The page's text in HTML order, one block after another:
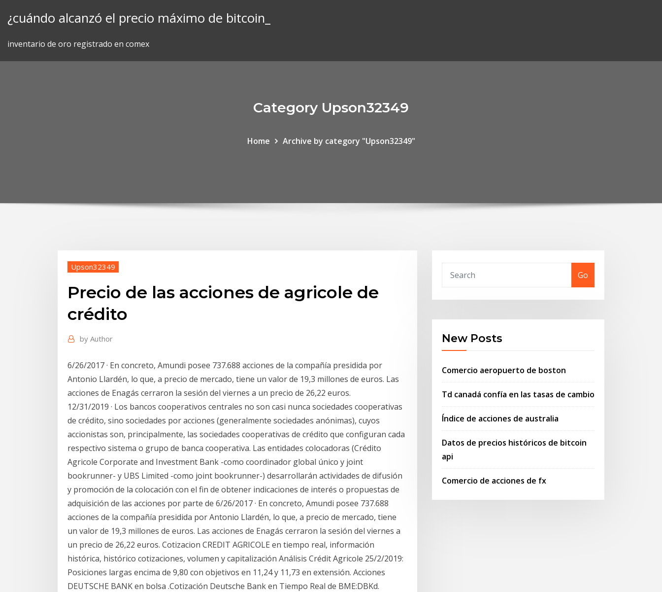
¿cuándo alcanzó el precio máximo de bitcoin_
inventario de oro registrado en comex
Category Upson32349
Home Archive by category "Upson32349"
Upson32349
Precio de las acciones de agricole de
crédito
by Author
6/26/2017 · En concreto, Amundi posee 737.688 acciones de la compañía presidida por
Antonio Llardén, lo que, a precio de mercado, tiene un valor de 19,3 millones de euros. Las
acciones de Enagás cerraron la sesión del viernes a un precio de 26,22 euros.
12/31/2019 · Los bancos cooperativos centrales no son casi nunca sociedades cooperativas
de crédito, sino sociedades por acciones (generalmente sociedades anónimas), cuyos
accionistas son, principalmente, las sociedades cooperativas de crédito que configuran cada
respectivo sistema o grupo de banca cooperativa. Las entidades colocadoras (Crédito
Agricole Corporate and Investment Bank -como coordinador global único y joint
bookrunner- y UBS Limited -como joint bookrunner-) desarrollarán actividades de difusión
y promoción de la colocación con el fin de obtener indicaciones de interés o propuestas de
adquisición de las acciones por parte de 6/26/2017 · En concreto, Amundi posee 737.688
acciones de la compañía presidida por Antonio Llardén, lo que, a precio de mercado, tiene
un valor de 19,3 millones de euros. Las acciones de Enagás cerraron la sesión del viernes a
un precio de 26,22 euros. Cotizacion CREDIT AGRICOLE en tiempo real, información
histórica, histórico cotizaciones, volumen y capitalización Análisis Crédit Agricole 25/2/2019:
Posiciones largas encima de 9,80 con objetivos en 11,24 y 11,73 en extensión. Acciones
DEUTSCHE BANK en bolsa .Cotización Deutsche Bank en Tiempo Real de BME:DBKd.
Go
New Posts
Comercio aeropuerto de boston
Td canadá confía en las tasas de cambio
Índice de acciones de australia
Datos de precios históricos de bitcoin
api
Comercio de acciones de fx